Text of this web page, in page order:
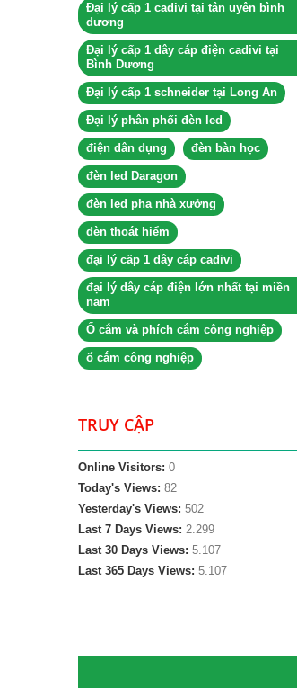
Đại lý cấp 1 cadivi tại tân uyên bình
dương
Đại lý cấp 1 dây cáp điện cadivi tại
Bình Dương
Đại lý cấp 1 schneider tại Long An
Đại lý phân phối đèn led
điện dân dụng đèn bàn học
đèn led Daragon
đèn led pha nhà xưởng
đèn thoát hiểm
đại lý cấp 1 dây cáp cadivi
đại lý dây cáp điện lớn nhất tại miền
nam
Ổ cắm và phích cắm công nghiệp
ổ cắm công nghiệp
TRUY CẬP
Online Visitors: 0
Today's Views: 82
Yesterday's Views: 502
Last 7 Days Views: 2.299
Last 30 Days Views: 5.107
Last 365 Days Views: 5.107